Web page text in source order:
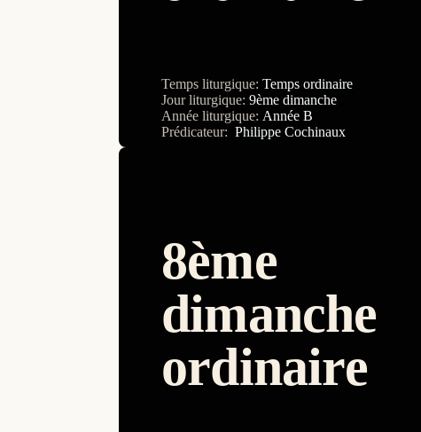
Temps liturgique: Temps ordinaire
Jour liturgique: 9ème dimanche
Année liturgique: Année B
Prédicateur: Philippe Cochinaux
8ème
dimanche
ordinaire